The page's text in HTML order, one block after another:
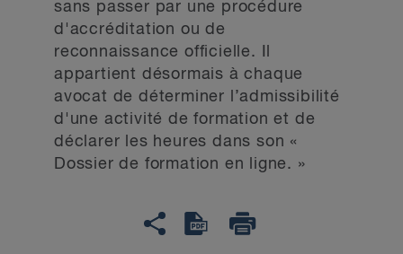
sans passer par une procédure
d'accréditation ou de
reconnaissance officielle. Il
appartient désormais à chaque
avocat de déterminer l’admissibilité
d'une activité de formation et de
déclarer les heures dans son «
Dossier de formation en ligne. »